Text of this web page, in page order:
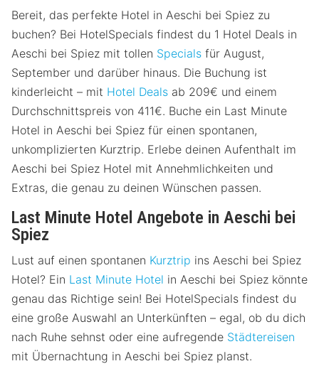
Bereit, das perfekte Hotel in Aeschi bei Spiez zu
buchen? Bei HotelSpecials findest du 1 Hotel Deals in
Aeschi bei Spiez mit tollen Specials für August,
September und darüber hinaus. Die Buchung ist
kinderleicht – mit Hotel Deals ab 209€ und einem
Durchschnittspreis von 411€. Buche ein Last Minute
Hotel in Aeschi bei Spiez für einen spontanen,
unkomplizierten Kurztrip. Erlebe deinen Aufenthalt im
Aeschi bei Spiez Hotel mit Annehmlichkeiten und
Extras, die genau zu deinen Wünschen passen.
Last Minute Hotel Angebote in Aeschi bei
Spiez
Lust auf einen spontanen Kurztrip ins Aeschi bei Spiez
Hotel? Ein Last Minute Hotel in Aeschi bei Spiez könnte
genau das Richtige sein! Bei HotelSpecials findest du
eine große Auswahl an Unterkünften – egal, ob du dich
nach Ruhe sehnst oder eine aufregende Städtereisen
mit Übernachtung in Aeschi bei Spiez planst.